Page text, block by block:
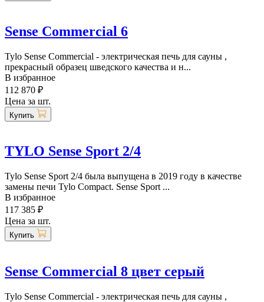
Sense Commercial 6
Tylo Sense Commercial - электрическая печь для сауны ,
прекрасный образец шведского качества и н...
В избранное
112 870 ₽
Цена за шт.
Купить
TYLO Sense Sport 2/4
Tylo Sense Sport 2/4 была выпущена в 2019 году в качестве
замены печи Tylo Compact. Sense Sport ...
В избранное
117 385 ₽
Цена за шт.
Купить
Sense Commercial 8 цвет серый
Tylo Sense Commercial - электрическая печь для сауны ,